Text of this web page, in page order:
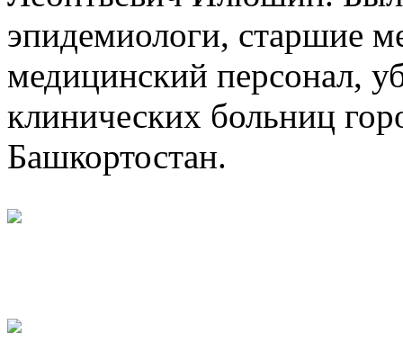
эпидемиологи, старшие
медицинский персонал,
клинических больниц
Башкортостан.